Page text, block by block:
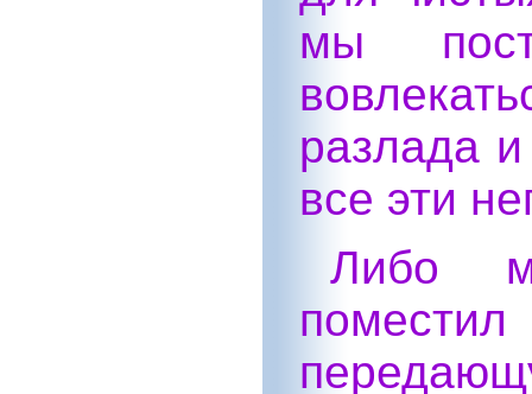
мы
разлада
все эти
Либо